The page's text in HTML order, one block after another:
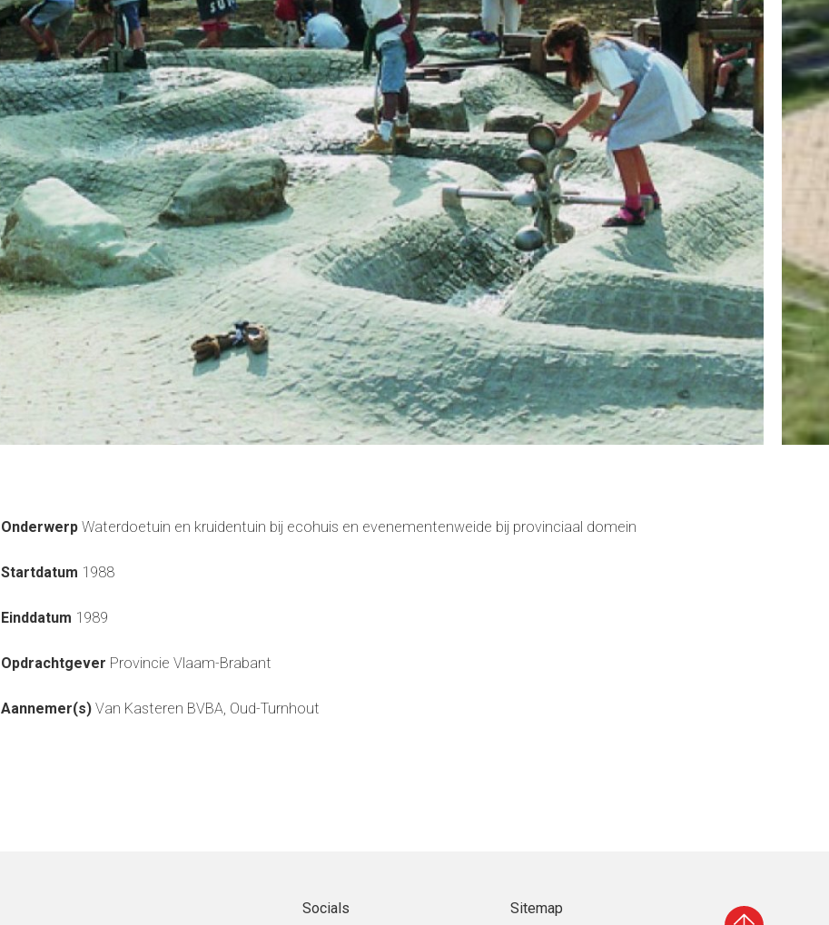
Onderwerp Waterdoetuin en kruidentuin bij ecohuis en evenementenweide bij provinciaal domein
Startdatum 1988
Einddatum 1989
Opdrachtgever Provincie Vlaam-Brabant
Aannemer(s) Van Kasteren BVBA, Oud-Turnhout
Socials Sitemap